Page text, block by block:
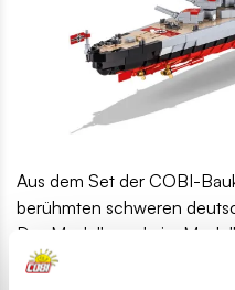
Aus dem Set der COBI-
berühmten schweren
Das Modell wurde im
Das fortschrittliche und